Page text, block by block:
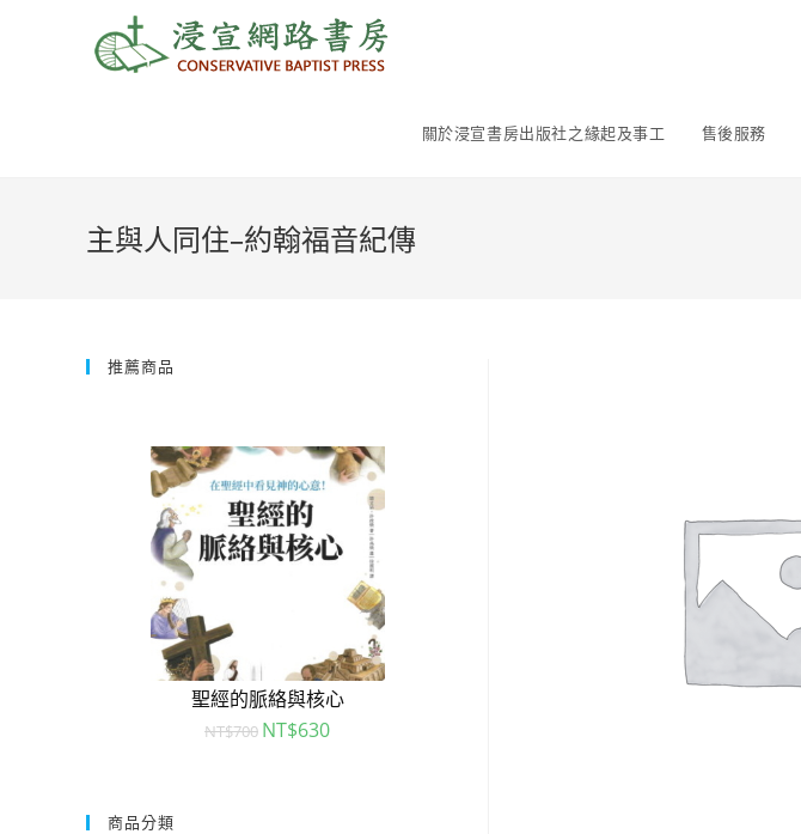
關於浸宣書房出版社之緣起及事工 售後服務
主與人同住–約翰福音紀傳
推薦商品
聖經的脈絡與核心
NT$700 NT$630
商品分類